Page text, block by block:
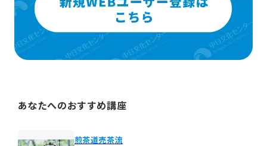
あなたへのおすすめ講座
煎茶道売茶流